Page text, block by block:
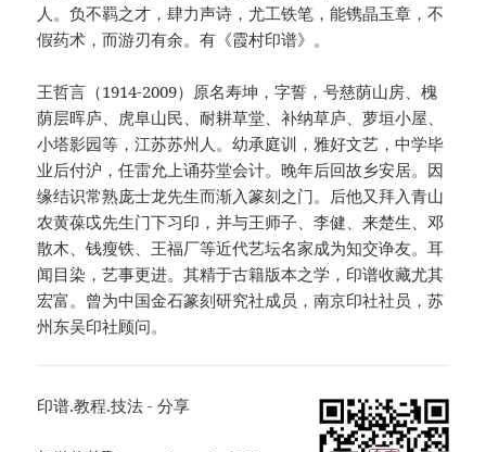
人。负不羁之才，肆力声诗，尤工铁笔，能镌晶玉章，不
假药术，而游刃有余。有《霞村印谱》。
王哲言（1914-2009）原名寿坤，字誓，号慈荫山房、槐
荫层晖庐、虎阜山民、耐耕草堂、补纳草庐、萝垣小屋、
小塔影园等，江苏苏州人。幼承庭训，雅好文艺，中学毕
业后付沪，任雷允上诵芬堂会计。晚年后回故乡安居。因
缘结识常熟庞士龙先生而渐入篆刻之门。后他又拜入青山
农黄葆戉先生门下习印，并与王师子、李健、来楚生、邓
散木、钱瘦铁、王福厂等近代艺坛名家成为知交诤友。耳
闻目染，艺事更进。其精于古籍版本之学，印谱收藏尤其
宏富。曾为中国金石篆刻研究社成员，南京印社社员，苏
州东吴印社顾问。
印谱.教程.技法 - 分享